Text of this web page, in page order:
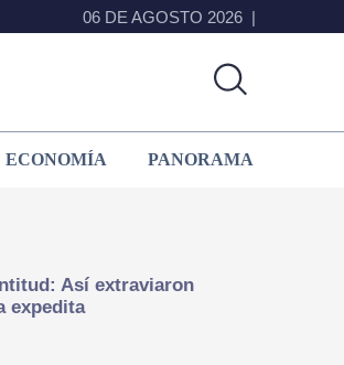
06 DE AGOSTO 2026
ECONOMÍA PANORAMA
Así extraviaron
expedita